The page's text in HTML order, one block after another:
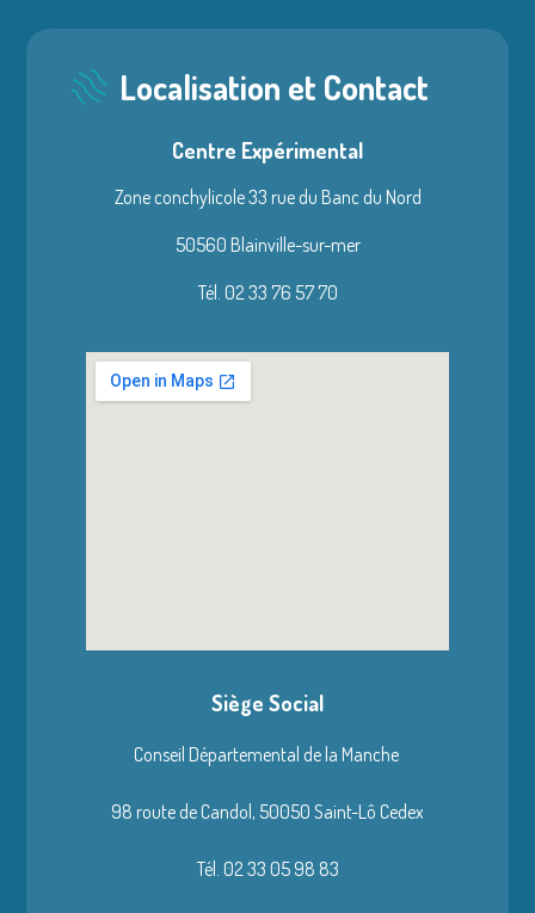
Localisation et Contact
Centre Expérimental
Zone conchylicole 33 rue du Banc du Nord
50560 Blainville-sur-mer
Tél. 02 33 76 57 70
Siège Social
Conseil Départemental de la Manche
98 route de Candol, 50050 Saint-Lô Cedex
Tél. 02 33 05 98 83